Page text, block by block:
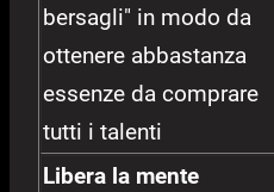
bersagli" in modo da
ottenere abbastanza
essenze da comprare
tutti i talenti
Libera la mente